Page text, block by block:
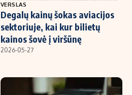
VERSLAS
Degalų kainų šokas aviacijos
sektoriuje, kai kur bilietų
kainos šovė į viršūnę
2026-05-27